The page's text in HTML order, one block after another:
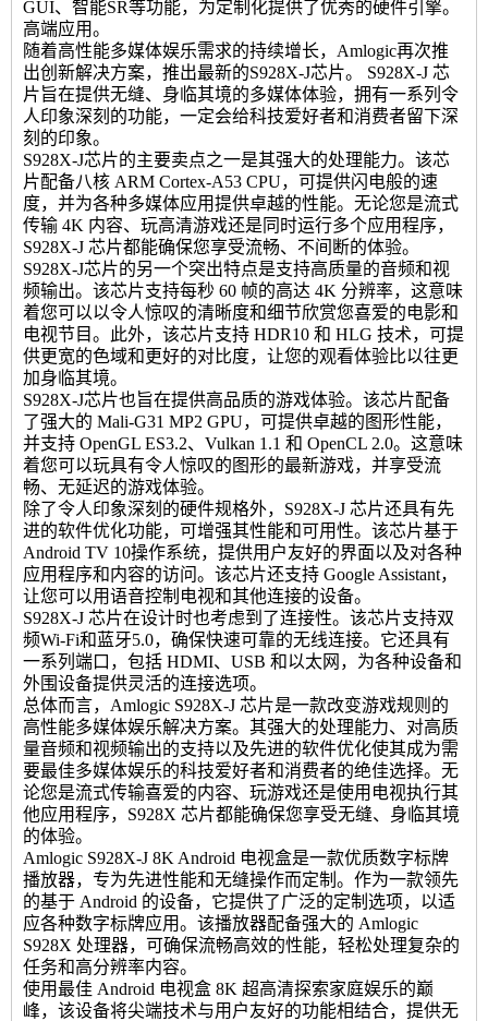
GUI、智能SR等功能，为定制化提供了优秀的硬件引擎。
高端应用。
随着高性能多媒体娱乐需求的持续增长，Amlogic再次推
出创新解决方案，推出最新的S928X-J芯片。 S928X-J 芯
片旨在提供无缝、身临其境的多媒体体验，拥有一系列令
人印象深刻的功能，一定会给科技爱好者和消费者留下深
刻的印象。
S928X-J芯片的主要卖点之一是其强大的处理能力。该芯
片配备八核 ARM Cortex-A53 CPU，可提供闪电般的速
度，并为各种多媒体应用提供卓越的性能。无论您是流式
传输 4K 内容、玩高清游戏还是同时运行多个应用程序，
S928X-J 芯片都能确保您享受流畅、不间断的体验。
S928X-J芯片的另一个突出特点是支持高质量的音频和视
频输出。该芯片支持每秒 60 帧的高达 4K 分辨率，这意味
着您可以以令人惊叹的清晰度和细节欣赏您喜爱的电影和
电视节目。此外，该芯片支持 HDR10 和 HLG 技术，可提
供更宽的色域和更好的对比度，让您的观看体验比以往更
加身临其境。
S928X-J芯片也旨在提供高品质的游戏体验。该芯片配备
了强大的 Mali-G31 MP2 GPU，可提供卓越的图形性能，
并支持 OpenGL ES3.2、Vulkan 1.1 和 OpenCL 2.0。这意味
着您可以玩具有令人惊叹的图形的最新游戏，并享受流
畅、无延迟的游戏体验。
除了令人印象深刻的硬件规格外，S928X-J 芯片还具有先
进的软件优化功能，可增强其性能和可用性。该芯片基于
Android TV 10操作系统，提供用户友好的界面以及对各种
应用程序和内容的访问。该芯片还支持 Google Assistant，
让您可以用语音控制电视和其他连接的设备。
S928X-J 芯片在设计时也考虑到了连接性。该芯片支持双
频Wi-Fi和蓝牙5.0，确保快速可靠的无线连接。它还具有
一系列端口，包括 HDMI、USB 和以太网，为各种设备和
外围设备提供灵活的连接选项。
总体而言，Amlogic S928X-J 芯片是一款改变游戏规则的
高性能多媒体娱乐解决方案。其强大的处理能力、对高质
量音频和视频输出的支持以及先进的软件优化使其成为需
要最佳多媒体娱乐的科技爱好者和消费者的绝佳选择。无
论您是流式传输喜爱的内容、玩游戏还是使用电视执行其
他应用程序，S928X 芯片都能确保您享受无缝、身临其境
的体验。
Amlogic S928X-J 8K Android 电视盒是一款优质数字标牌
播放器，专为先进性能和无缝操作而定制。作为一款领先
的基于 Android 的设备，它提供了广泛的定制选项，以适
应各种数字标牌应用。该播放器配备强大的 Amlogic
S928X 处理器，可确保流畅高效的性能，轻松处理复杂的
任务和高分辨率内容。
使用最佳 Android 电视盒 8K 超高清探索家庭娱乐的巅
峰，该设备将尖端技术与用户友好的功能相结合，提供无